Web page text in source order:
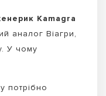
Kamagra
аналог Віагри,
У чому
потрібно